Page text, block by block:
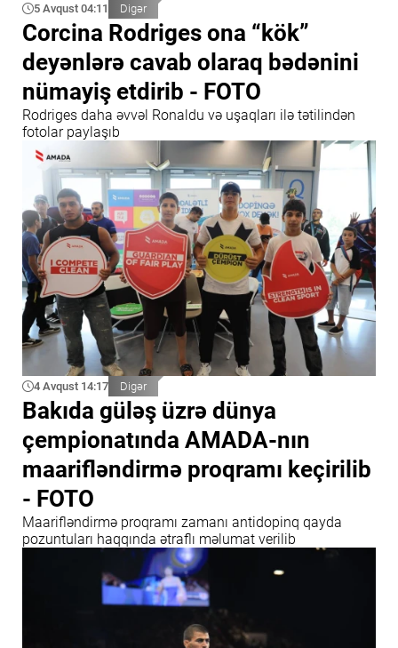
5 Avqust 04:11 Digər
Corcina Rodriges ona “kök”
deyənlərə cavab olaraq bədənini
nümayiş etdirib - FOTO
Rodriges daha əvvəl Ronaldu və uşaqları ilə tətilindən
fotolar paylaşıb
4 Avqust 14:17 Digər
Bakıda güləş üzrə dünya
çempionatında AMADA-nın
maarifləndirmə proqramı keçirilib
- FOTO
Maarifləndirmə proqramı zamanı antidopinq qayda
pozuntuları haqqında ətraflı məlumat verilib